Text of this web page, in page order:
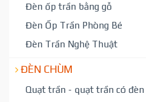
Đèn ốp trần bằng gỗ
Đèn Ốp Trần Phòng Bé
Đèn Trần Nghệ Thuật
ĐÈN CHÙM
Quạt trần - quạt trần có đèn